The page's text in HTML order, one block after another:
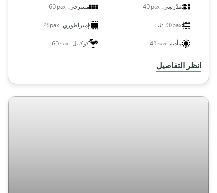
مَدْرسِي:40pax مسرحي:60pax
U: 30pax إمبراطوري: 28pax
مأدبة:40pax كوكتيل:60pax
انظر التفاصيل